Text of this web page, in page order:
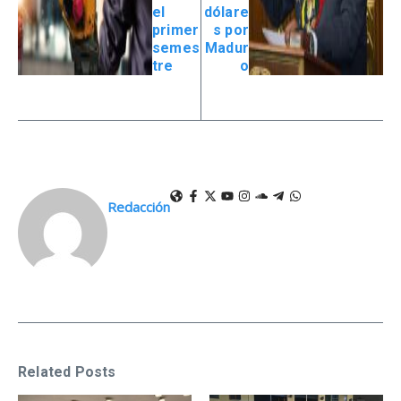
el
primer
semes
tre
dólare
s por
Madur
o
Redacción
Related Posts